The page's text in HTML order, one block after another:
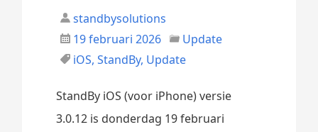
standbysolutions
19 februari 2026
Update
iOS,StandBy, Update
StandBy iOS (voor iPhone) versie
3.0.12 is donderdag 19 februari